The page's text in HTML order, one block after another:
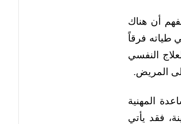
أن هناك
طياته فرقاً
النفسي
المريض.
المهنية
فقد يأتي